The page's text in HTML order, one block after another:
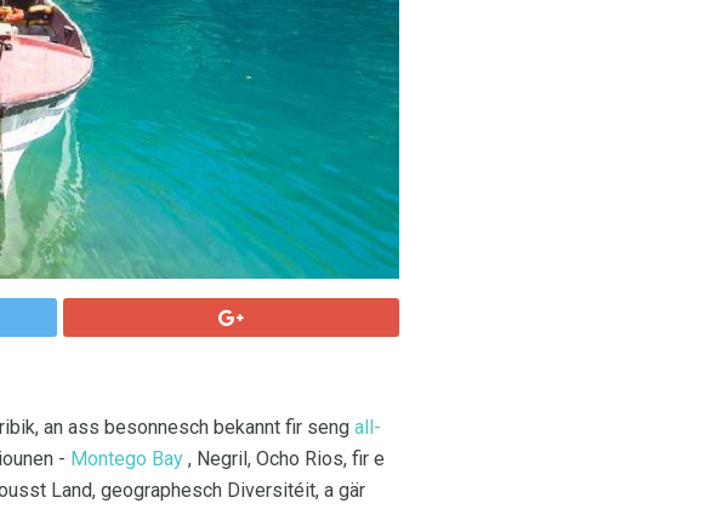
an ass besonnesch bekannt fir seng all-
- Montego Bay , Negril, Ocho Rios, fir e
Land, geographesch Diversitéit, a gär